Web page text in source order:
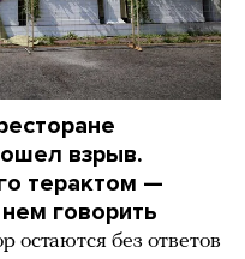
взрыв.
терактом —
говорить
остаются без ответов